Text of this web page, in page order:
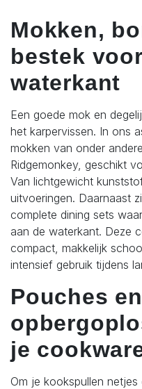
Mokken,
bestek
waterkant
Een goede mok en
het karpervissen. In ons
mokken van onder
Ridgemonkey, geschikt
Van lichtgewicht
uitvoeringen. Daarnaast
complete dining sets
aan de waterkant. Deze
compact, makkelijk
intensief gebruik tijdens
Pouches en
je
Om je kookspullen netjes